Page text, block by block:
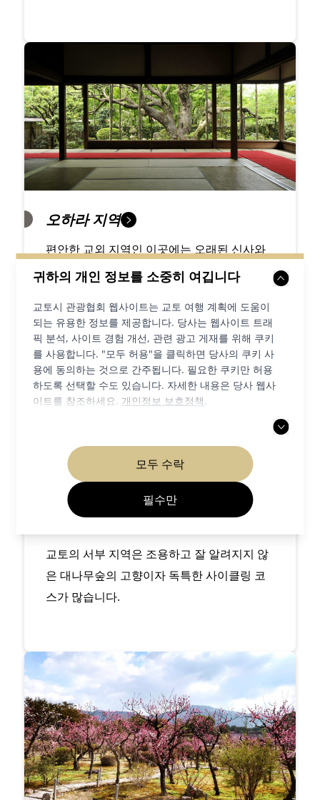
귀하의 개인 정보를 소중히 여깁니다
교토시 관광협회 웹사이트는 교토 여행 계획에 도움이
되는 유용한 정보를 제공합니다. 당사는 웹사이트 트래
픽 분석, 사이트 경험 개선, 관련 광고 게재를 위해 쿠키
를 사용합니다. "모두 허용"을 클릭하면 당사의 쿠키 사
용에 동의하는 것으로 간주됩니다. 필요한 쿠키만 허용
하도록 선택할 수도 있습니다. 자세한 내용은 당사 웹사
이트를 참조하세요. 개인정보 보호정책.
모두 수락
필수만
오하라 지역
편안한 교외 지역인 이곳에는 오래된 신사와
유명한 정원, 널찍한 온천이 평온하게 모여 있
니시쿄 지역
교토의 서부 지역은 조용하고 잘 알려지지 않
은 대나무숲의 고향이자 독특한 사이클링 코
스가 많습니다.